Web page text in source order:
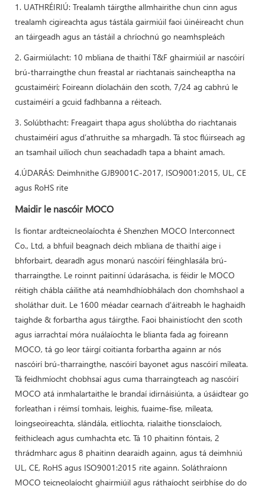
1. UATHRÉIRIÚ: Trealamh táirgthe allmhairithe chun cinn agus
trealamh cigireachta agus tástála gairmiúil faoi úinéireacht chun
an táirgeadh agus an tástáil a chríochnú go neamhspleách
2. Gairmiúlacht: 10 mbliana de thaithí T&F ghairmiúil ar nascóirí
brú-tharraingthe chun freastal ar riachtanais saincheaptha na
gcustaiméirí; Foireann díolacháin den scoth, 7/24 ag cabhrú le
custaiméirí a gcuid fadhbanna a réiteach.
3. Solúbthacht: Freagairt thapa agus sholúbtha do riachtanais
chustaiméirí agus d’athruithe sa mhargadh. Tá stoc flúirseach ag
an tsamhail uilíoch chun seachadadh tapa a bhaint amach.
4.ÚDARÁS: Deimhnithe GJB9001C-2017, ISO9001:2015, UL, CE
agus RoHS rite
Maidir le nascóir MOCO
Is fiontar ardteicneolaíochta é Shenzhen MOCO Interconnect
Co., Ltd, a bhfuil beagnach deich mbliana de thaithí aige i
bhforbairt, dearadh agus monarú nascóirí féinghlasála brú-
tharraingthe. Le roinnt paitinní údarásacha, is féidir le MOCO
réitigh chábla cáilithe atá neamhdhíobhálach don chomhshaol a
sholáthar duit. Le 1600 méadar cearnach d'áitreabh le haghaidh
taighde & forbartha agus táirgthe. Faoi bhainistíocht den scoth
agus iarrachtaí móra nuálaíochta le blianta fada ag foireann
MOCO, tá go leor táirgí coitianta forbartha againn ar nós
nascóirí brú-tharraingthe, nascóirí bayonet agus nascóirí míleata.
Tá feidhmíocht chobhsaí agus cuma tharraingteach ag nascóirí
MOCO atá inmhalartaithe le brandaí idirnáisiúnta, a úsáidtear go
forleathan i réimsí tomhais, leighis, fuaime-físe, míleata,
loingseoireachta, slándála, eitlíochta, rialaithe tionsclaíoch,
feithicleach agus cumhachta etc. Tá 10 phaitinn fóntais, 2
thrádmharc agus 8 phaitinn dearaidh againn, agus tá deimhniú
UL, CE, RoHS agus ISO9001:2015 rite againn. Soláthraíonn
MOCO teicneolaíocht ghairmiúil agus ráthaíocht seirbhíse do do